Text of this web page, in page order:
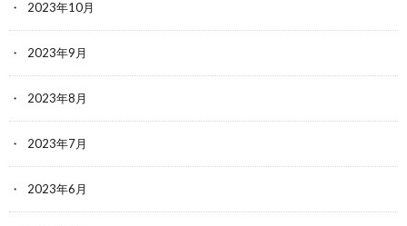
2023年10月
2023年9月
2023年8月
2023年7月
2023年6月